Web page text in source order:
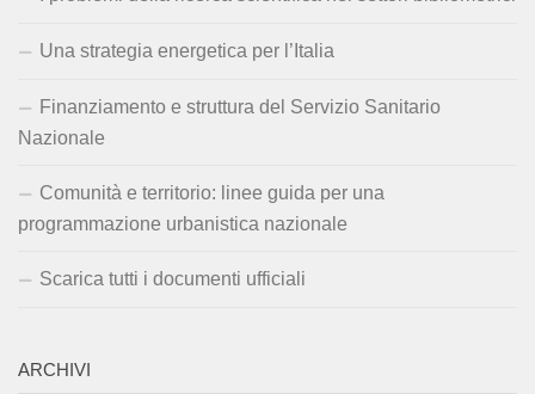
Una strategia energetica per l’Italia
Finanziamento e struttura del Servizio Sanitario
Nazionale
Comunità e territorio: linee guida per una
programmazione urbanistica nazionale
Scarica tutti i documenti ufficiali
ARCHIVI